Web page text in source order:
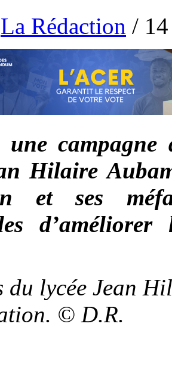
La Rédaction /
une campagne
Hilaire
et ses
du lycée Jean
© D.R.